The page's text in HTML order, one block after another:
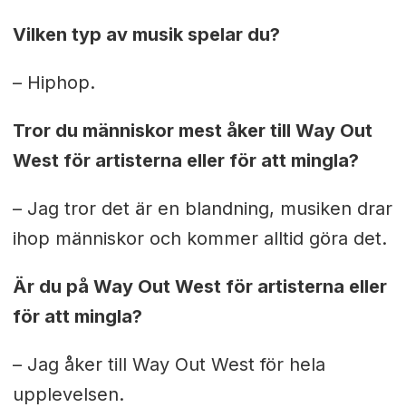
Vilken typ av musik spelar du?
– Hiphop.
Tror du människor mest åker till Way Out
West för artisterna eller för att mingla?
– Jag tror det är en blandning, musiken drar
ihop människor och kommer alltid göra det.
Är du på Way Out West för artisterna eller
för att mingla?
– Jag åker till Way Out West för hela
upplevelsen.